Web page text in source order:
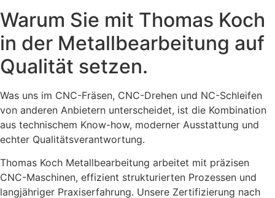
Warum Sie mit Thomas Koch
in der Metallbearbeitung auf
Qualität setzen.
Was uns im CNC-Fräsen, CNC-Drehen und NC-Schleifen
von anderen Anbietern unterscheidet, ist die Kombination
aus technischem Know-how, moderner Ausstattung und
echter Qualitätsverantwortung.
Thomas Koch Metallbearbeitung arbeitet mit präzisen
CNC-Maschinen, effizient strukturierten Prozessen und
langjähriger Praxiserfahrung. Unsere Zertifizierung nach